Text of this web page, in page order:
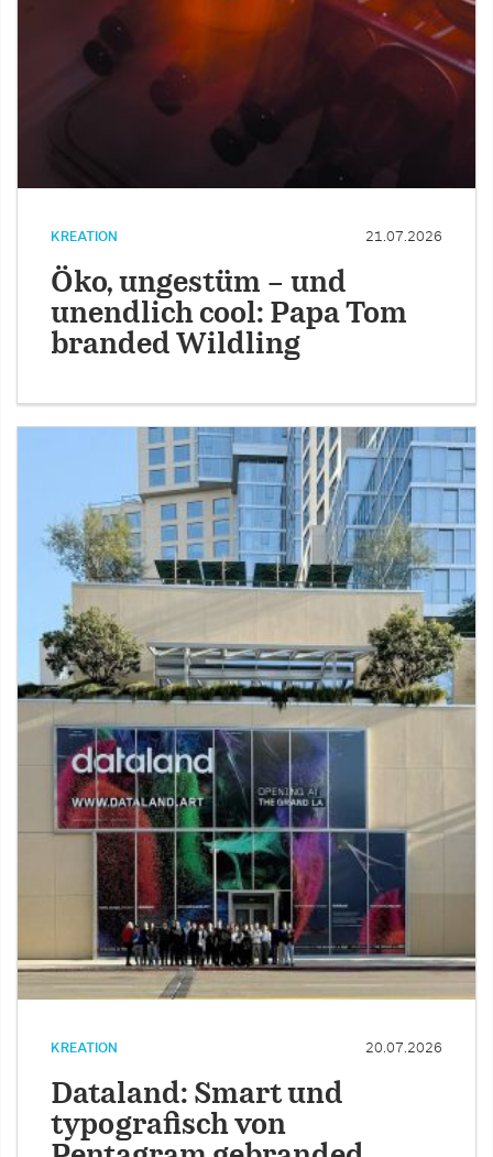
KREATION 21.07.2026
Öko, ungestüm – und
unendlich cool: Papa Tom
branded Wildling
KREATION 20.07.2026
Dataland: Smart und
typografisch von